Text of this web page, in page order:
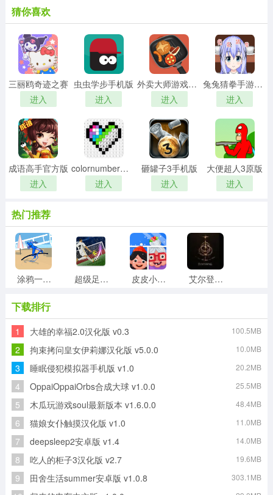
猜你喜欢
三丽鸥奇迹之赛
进入
虫虫学步手机版
进入
外卖大师游戏安装包
进入
兔兔猜拳手游直装版
进入
成语高手官方版
进入
colornumber游戏无广告版
进入
砸罐子3手机版
进入
大便超人3原版
进入
热门推荐
涂鸦一笔划官方最新版 超级足球赛游戏官方版 皮皮小屋手机正版 艾尔登法环传奇游戏官方版
水果弹珠传奇最新免费版 滑板大师最新版
雪月花手机最新版 直升机救援行动直装游戏版
下载排行
1 大雄的幸福2.0汉化版 v0.3 100.5MB
2 拘束拷问皇女伊莉娜汉化版 v5.0.0 10.0MB
3 睡眠侵犯模拟器手机版 v1.0 20.2MB
4 OppaiOppaiOrbs合成大球 v1.0.0 25.5MB
5 木瓜玩游戏soul最新版本 v1.6.0.0 48.4MB
6 猫娘女仆触摸汉化版 v1.0 11.0MB
7 deepsleep2安卓版 v1.4 14.0MB
8 吃人的柜子3汉化版 v2.7 19.6MB
9 田舍生活summer安卓版 v1.0.8 303.1MB